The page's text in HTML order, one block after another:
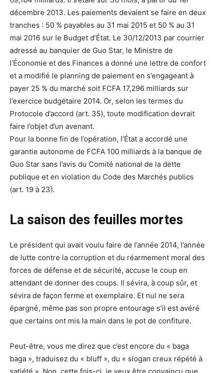
décembre 2013. Les paiements devaient se faire en deux
tranches : 50 % payables au 31 mai 2015 et 50 % au 31
mai 2016 sur le Budget d’État. Le 30/12/2013 par courrier
adressé au banquier de Guo Star, le Ministre de
l’Économie et des Finances a donné une lettre de confort
et a modifié le planning de paiement en s’engageant à
payer 25 % du marché soit FCFA 17,296 milliards sur
l’exercice budgétaire 2014. Or, selon les termes du
Protocole d’accord (art. 35), toute modification devrait
faire l’objet d’un avenant.
Pour la bonne fin de l’opération, l’État a accordé une
garantie autonome de FCFA 100 milliards à la banque de
Guo Star sans l’avis du Comité national de la dette
publique et en violation du Code des Marchés publics
(art. 19 à 23).
La saison des feuilles mortes
Le président qui avait voulu faire de l’année 2014, l’année
de lutte contre la corruption et du réarmement moral des
forces de défense et de sécurité, accuse le coup en
attendant de donner des coups. Il sévira, à coup sûr, et
sévira de façon ferme et exemplaire. Et nul ne sera
épargné, même pas son propre entourage s’il est avéré
que certains ont mis la main dans le pot de confiture.
Peut-être, vous me direz que c’est encore du « baga
baga », traduisez du « bluff », du « slogan creux répété à